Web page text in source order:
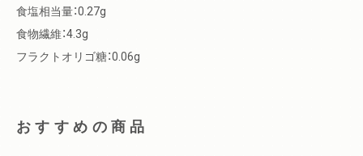
食塩相当量：0.27g
食物繊維：4.3g
フラクトオリゴ糖：0.06g
おすすめの商品